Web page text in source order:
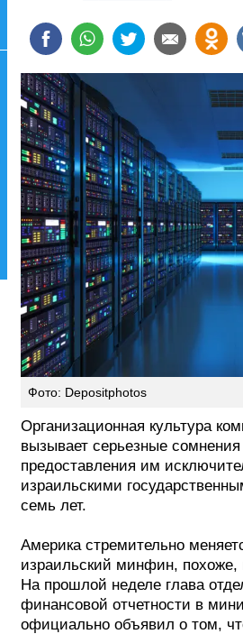
Фото: Depositphotos
Организационная культура
вызывает серьезные
предоставления им
израильскими
семь лет.
Америка стремительно
израильский минфин, похоже,
На прошлой неделе глава
финансовой отчетности в
официально объявил о том,